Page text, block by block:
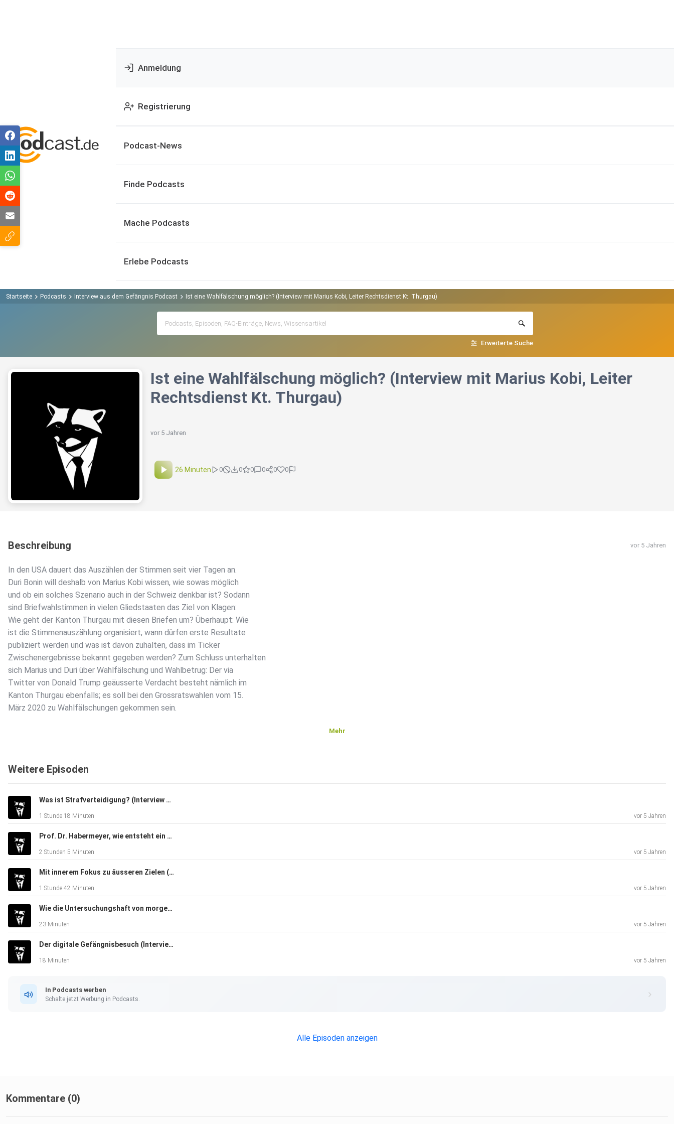
Anmeldung
Registrierung
Podcast-News
Finde Podcasts
Mache Podcasts
Erlebe Podcasts
Startseite Podcasts Interview aus dem Gefängnis Podcast Ist eine Wahlfälschung möglich? (Interview mit Marius Kobi, Leiter Rechtsdienst Kt. Thurgau)
Erweiterte Suche
Ist eine Wahlfälschung möglich? (Interview mit Marius Kobi, Leiter
Rechtsdienst Kt. Thurgau)
vor 5 Jahren
26 Minuten 0 0 0 0 0 0
Beschreibung vor 5 Jahren
In den USA dauert das Auszählen der Stimmen seit vier Tagen an.
Duri Bonin will deshalb von Marius Kobi wissen, wie sowas möglich
und ob ein solches Szenario auch in der Schweiz denkbar ist? Sodann
sind Briefwahlstimmen in vielen Gliedstaaten das Ziel von Klagen:
Wie geht der Kanton Thurgau mit diesen Briefen um? Überhaupt: Wie
ist die Stimmenauszählung organisiert, wann dürfen erste Resultate
publiziert werden und was ist davon zuhalten, dass im Ticker
Zwischenergebnisse bekannt gegeben werden? Zum Schluss unterhalten
sich Marius und Duri über Wahlfälschung und Wahlbetrug: Der via
Twitter von Donald Trump geäusserte Verdacht besteht nämlich im
Kanton Thurgau ebenfalls; es soll bei den Grossratswahlen vom 15.
März 2020 zu Wahlfälschungen gekommen sein.
Mehr
Weitere Episoden
Was ist Strafverteidigung? (Interview mit Stephan Bernard)
1 Stunde 18 Minuten vor 5 Jahren
Prof. Dr. Habermeyer, wie entsteht ein forensisches Gutachten?
2 Stunden 5 Minuten vor 5 Jahren
Mit innerem Fokus zu äusseren Zielen (Interview mit dem Outplacement-Berater Dr. Toni Nadig)
1 Stunde 42 Minuten vor 5 Jahren
Wie die Untersuchungshaft von morgen aussieht (Interview Teil 2/2 mit Caroline Beyeler, Leiterin Rechtsdienst UGZ)
23 Minuten vor 5 Jahren
Der digitale Gefängnisbesuch (Interview Teil 1/2 mit Caroline Beyeler, Leiterin Rechtsdienst UGZ)
18 Minuten vor 5 Jahren
In Podcasts werben
Schalte jetzt Werbung in Podcasts.
Alle Episoden anzeigen
Kommentare (0)